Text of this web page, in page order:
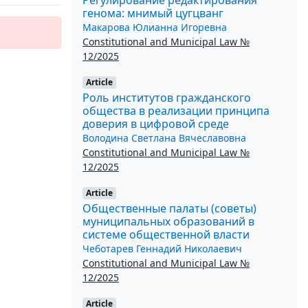
генома: мнимый цугцванг
Макарова Юлианна Игоревна
Constitutional and Municipal Law №
12/2025
Article
Роль институтов гражданского
общества в реализации принципа
доверия в цифровой среде
Володина Светлана Вячеславовна
Constitutional and Municipal Law №
12/2025
Article
Общественные палаты (советы)
муниципальных образований в
системе общественной власти
Чеботарев Геннадий Николаевич
Constitutional and Municipal Law №
12/2025
Article